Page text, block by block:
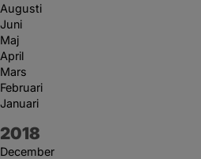
Augusti
Juni
Maj
April
Mars
Februari
Januari
År:
2018
December